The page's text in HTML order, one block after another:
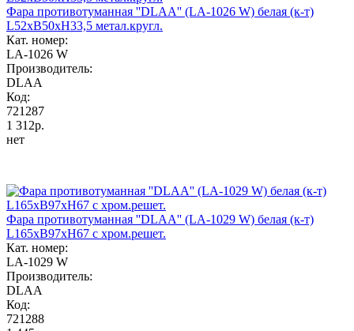
Фара противотуманная ''DLAA'' (LA-1026 W) белая (к-т)
L52хB50хH33,5 метал.кругл.
Кат. номер:
LA-1026 W
Производитель:
DLAA
Код:
721287
1 312р.
нет
Фара противотуманная ''DLAA'' (LA-1029 W) белая (к-т)
L165хB97хH67 c хром.решет.
Кат. номер:
LA-1029 W
Производитель:
DLAA
Код:
721288